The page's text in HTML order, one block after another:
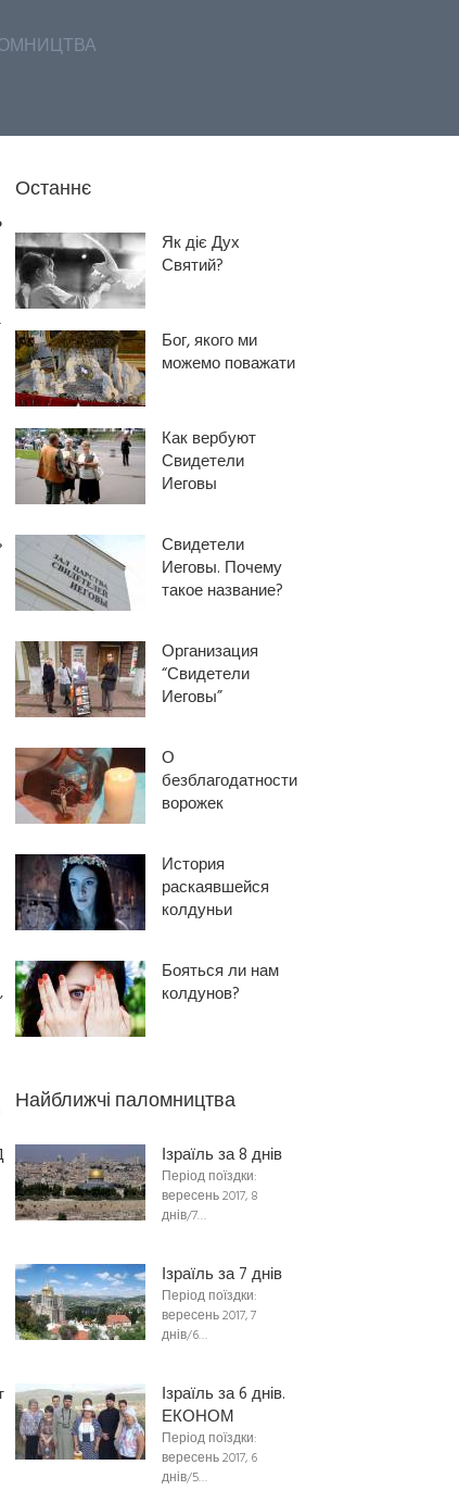
Останнє
Як діє Дух
Святий?
Бог, якого ми
можемо поважати
Как вербуют
Свидетели
Иеговы
Свидетели
Иеговы. Почему
такое название?
Организация
“Свидетели
Иеговы”
О
безблагодатности
ворожек
История
раскаявшейся
колдуньи
Бояться ли нам
колдунов?
Найближчі паломництва
Ізраїль за 8 днів
Період поїздки:
вересень 2017, 8
днів/7…
Ізраїль за 7 днів
Період поїздки:
вересень 2017, 7
днів/6…
Ізраїль за 6 днів.
ЕКОНОМ
Період поїздки:
вересень 2017, 6
днів/5…